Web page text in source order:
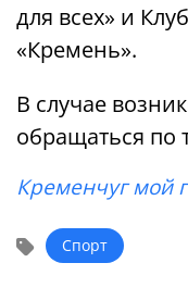
для всех» и
«Кремень».
В случае
обращаться по
Кременчуг мой
Спорт